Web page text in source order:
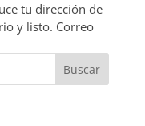
tu dirección de
y listo. Correo